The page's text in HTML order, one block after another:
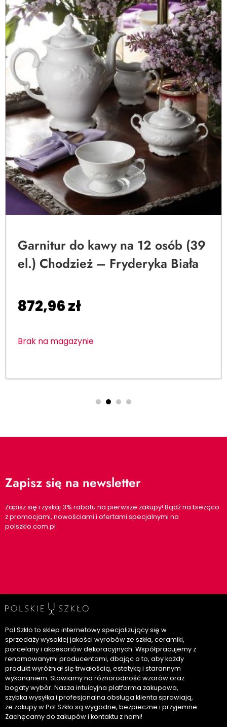
Garnitur do kawy na 12 osób (39
el.) Chodzież – Fryderyka Biała
872,96zł
Brak na magazynie
Zapisz się na newsletter
Zapisz się i zyskaj 3% rabatu na pierwsze zakupy! Bądź na bieżąco
z promocjami, nowościami i ofertami specjalnymi na
polszklo.com.pl
Pol Szkło to sklep internetowy specjalizujący się w
sprzedaży wysokiej jakości wyrobów ze szkła, ceramiki,
porcelany i akcesoriów dekoracyjnych. Współpracujemy z
renomowanymi producentami, dbając o to, aby każdy
produkt wyróżniał się trwałością, estetyką i starannym
wykonaniem. Stawiamy na różnorodność wzorów oraz
bogaty wybór. Nasza intuicyjna platforma zakupowa,
szybka wysyłka i profesjonalna obsługa klienta sprawiają,
że zakupy w Pol Szkło są wygodne, bezpieczne i przyjemne.
Zachęcamy do zakupów i kontaktu z nami!